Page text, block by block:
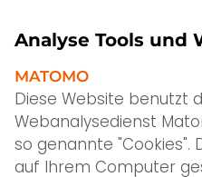
Analyse Tools und
MATOMO
Diese Website benutzt
Webanalysedienst
so genannte "Cookies".
auf Ihrem Computer